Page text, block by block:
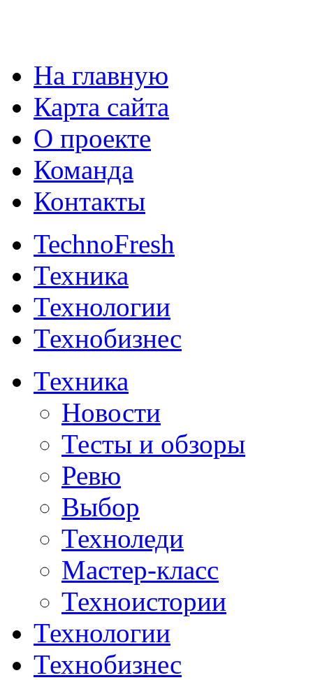
На главную
Карта сайта
О проекте
Команда
Контакты
TechnoFresh
Техника
Технологии
Технобизнес
Техника
Новости
Тесты и обзоры
Ревю
Выбор
Техноледи
Мастер-класс
Техноистории
Технологии
Технобизнес